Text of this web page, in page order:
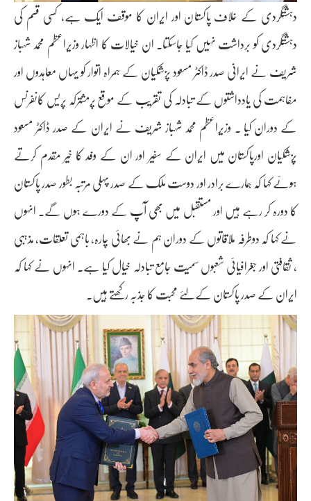
دہشتگردی کے خلاف پاکستان اور ایران کا موقف ایک ہے، کسی قسم کی
دہشتگردی کو برداشت نہیں کیا جاسکتا۔ ان خیالات کا اظہار وزیراعظم محمد شہباز
شریف نے ایرانی صدر ڈاکٹر مسعود پزشکیان کے ہمراہ اتوار کو یہاں معاہدوں اور
مفاہمت کی یادداشتوں کے تبادلہ کی تقریب کے موقع پرمشترکہ پریس کانفرنس
کے دوران کیا ۔ وزیراعظم محمد شہباز شریف نے ایران کے صدر ڈاکٹر مسعود
پزشکیان اورپاکستان میں ایران کے سفیر اور ان کے وفد کا خیر مقدم کرتے
ہوئے کہا کہ ہمارے برادر اور دوست ملک کے صدر پہلی مرتبہ بطور صدر پاکستان
کا دورہ کر رہے ہیں اور مستقبل میں بھی آپ کے دورے ہوں گے۔ انہوں
نے کہا کہ دوطرفہ ملاقاتوں کے دوران ہم نے بھائی چارہ، باہمی تعلقات، مذہبی
، ثقافتی اور جغرافیائی شعبوں سمیت جامع تبادلہ خیال کیا ہے۔ انہوں نے کہا کہ
ایران کے صدر پاکستان کےلئے محبت کا جذبہ رکھتے ہیں۔